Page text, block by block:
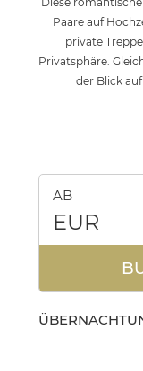
Paare auf
private
Privatsphäre.
der Blick
AB
EUR